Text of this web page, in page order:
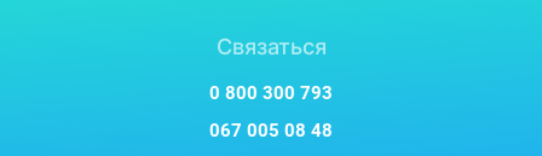
Связаться
0 800 300 793
067 005 08 48